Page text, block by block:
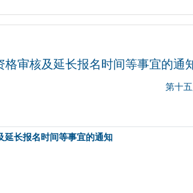
格审核及延长报名时间等事宜的通
第十
延长报名时间等事宜的通知